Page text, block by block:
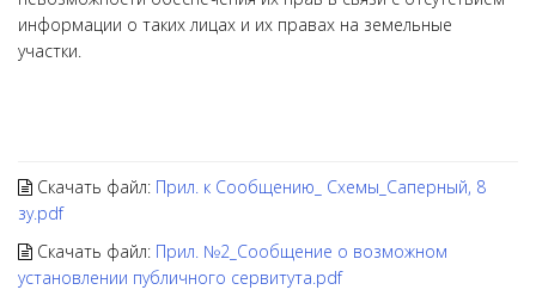
информации о таких лицах и их правах на земельные
участки.
Скачать файл: Прил. к Сообщению_ Схемы_Саперный, 8
зу.pdf
Скачать файл: Прил. №2_Сообщение о возможном
установлении публичного сервитута.pdf